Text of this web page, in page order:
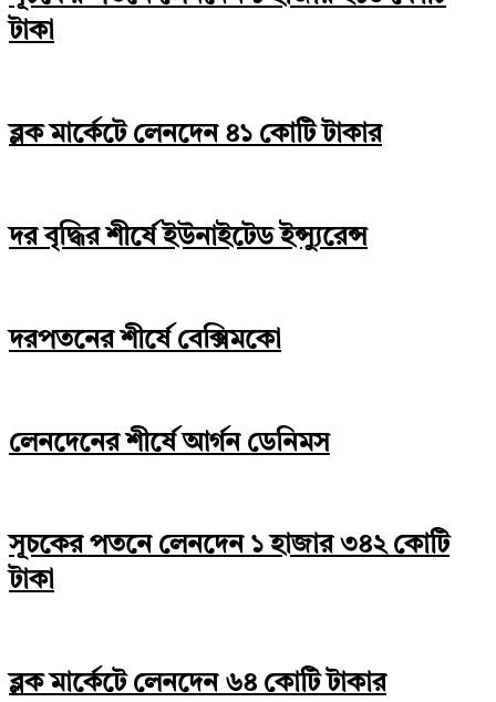
টাকা
ব্লক মার্কেটে লেনদেন ৪১ কোটি টাকার
দর বৃদ্ধির শীর্ষে ইউনাইটেড ইন্স্যুরেন্স
দরপতনের শীর্ষে বেক্সিমকো
লেনদেনের শীর্ষে আর্গন ডেনিমস
সূচকের পতনে লেনদেন ১ হাজার ৩৪২ কোটি
টাকা
ব্লক মার্কেটে লেনদেন ৬৪ কোটি টাকার